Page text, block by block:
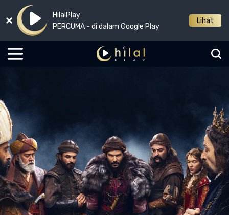
HilalPlay
PERCUMA - di dalam Google Play
Lihat